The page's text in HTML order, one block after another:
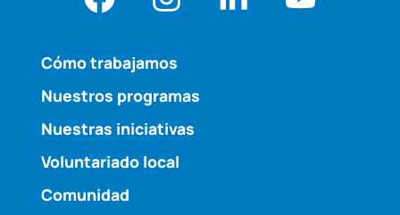
Cómo trabajamos
Nuestros programas
Nuestras iniciativas
Voluntariado local
Comunidad